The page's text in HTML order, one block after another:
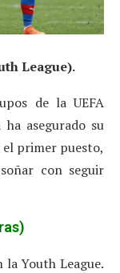
League).
de la UEFA
asegurado su
el primer puesto,
con seguir
Youth League.